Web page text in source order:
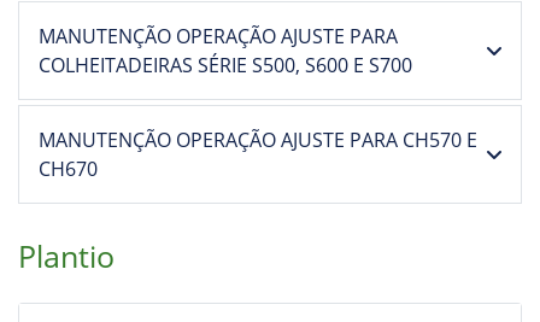
MANUTENÇÃO OPERAÇÃO AJUSTE PARA
COLHEITADEIRAS SÉRIE S500, S600 E S700
MANUTENÇÃO OPERAÇÃO AJUSTE PARA CH570 E
CH670
Plantio